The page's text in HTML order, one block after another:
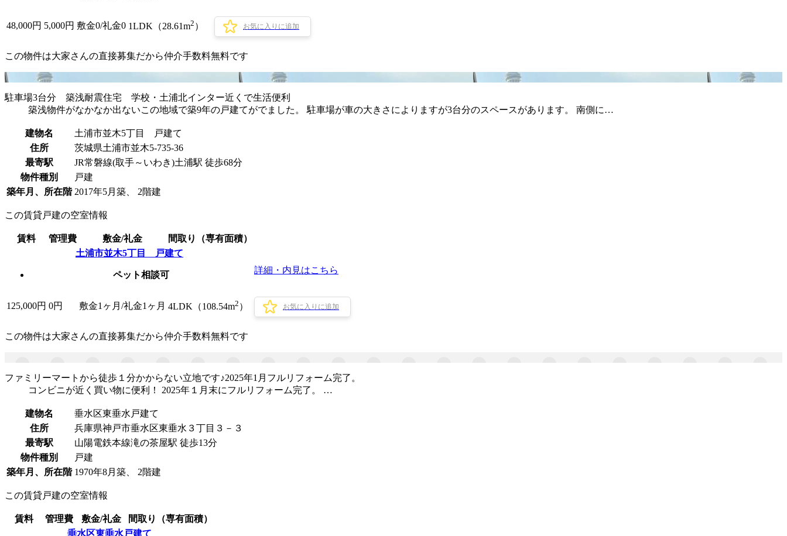
48,000円 5,000円 敷金0/礼金0 1LDK（28.61m2 ） お気に入りに追加
この物件は大家さんの直接募集だから仲介手数料無料です
駐車場3台分 築浅耐震住宅 学校・土浦北インター近くで生活便利
築浅物件がなかなか出ないこの地域で築9年の戸建てがでました。 駐車場が車の大きさによりますが3台分のスペースがあります。 南側に…
建物名
土浦市並木5丁目 戸建て
住所
茨城県土浦市並木5-735-36
最寄駅
JR常磐線(取手～いわき)土浦駅 徒歩68分
物件種別
戸建
築年月、所在階 2017年5月築、 2階建
この賃貸戸建の空室情報
賃料 管理費 敷金/礼金
間取り（専有面積）
土浦市並木5丁目 戸建て
ペット相談可 詳細・内見はこちら
125,000円 0円 敷金1ヶ月/礼金1ヶ月 4LDK（108.54m2 ） お気に入りに追加
この物件は大家さんの直接募集だから仲介手数料無料です
ファミリーマートから徒歩１分かからない立地です♪2025年1月フルリフォーム完了。
コンビニが近く買い物に便利！ 2025年１月末にフルリフォーム完了。 …
建物名
垂水区東垂水戸建て
住所
兵庫県神戸市垂水区東垂水３丁目３－３
最寄駅
山陽電鉄本線滝の茶屋駅 徒歩13分
物件種別
戸建
築年月、所在階 1970年8月築、 2階建
この賃貸戸建の空室情報
賃料 管理費 敷金/礼金
間取り（専有面積）
垂水区東垂水戸建て